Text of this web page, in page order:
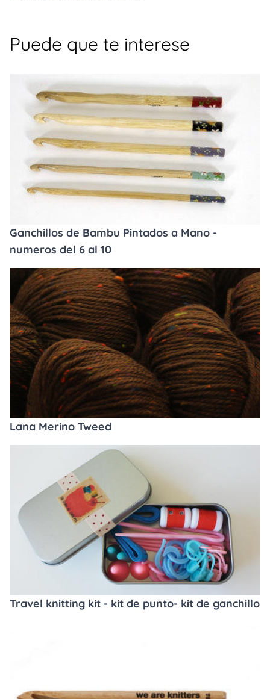
Puede que te interese
Ganchillos de Bambu Pintados a Mano -
numeros del 6 al 10
Lana Merino Tweed
Travel knitting kit - kit de punto- kit de ganchillo